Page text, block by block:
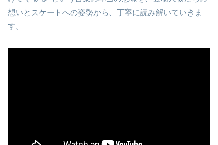
想いとスケートへの姿勢から、丁寧に読み解いていきま
す。